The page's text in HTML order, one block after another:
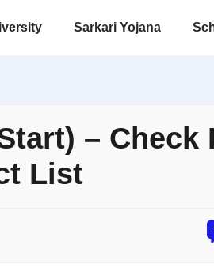
Sarkari Yojana
– Check
List